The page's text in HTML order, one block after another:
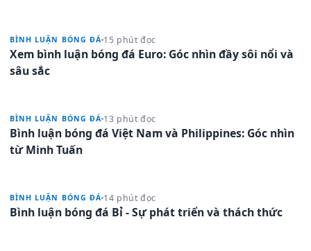
BÌNH LUẬN BÓNG ĐÁ 15 phút đọc
Xem bình luận bóng đá Euro: Góc nhìn đầy sôi nổi và
sâu sắc
BÌNH LUẬN BÓNG ĐÁ 13 phút đọc
Bình luận bóng đá Việt Nam và Philippines: Góc nhìn
từ Minh Tuấn
BÌNH LUẬN BÓNG ĐÁ 14 phút đọc
Bình luận bóng đá Bỉ - Sự phát triển và thách thức